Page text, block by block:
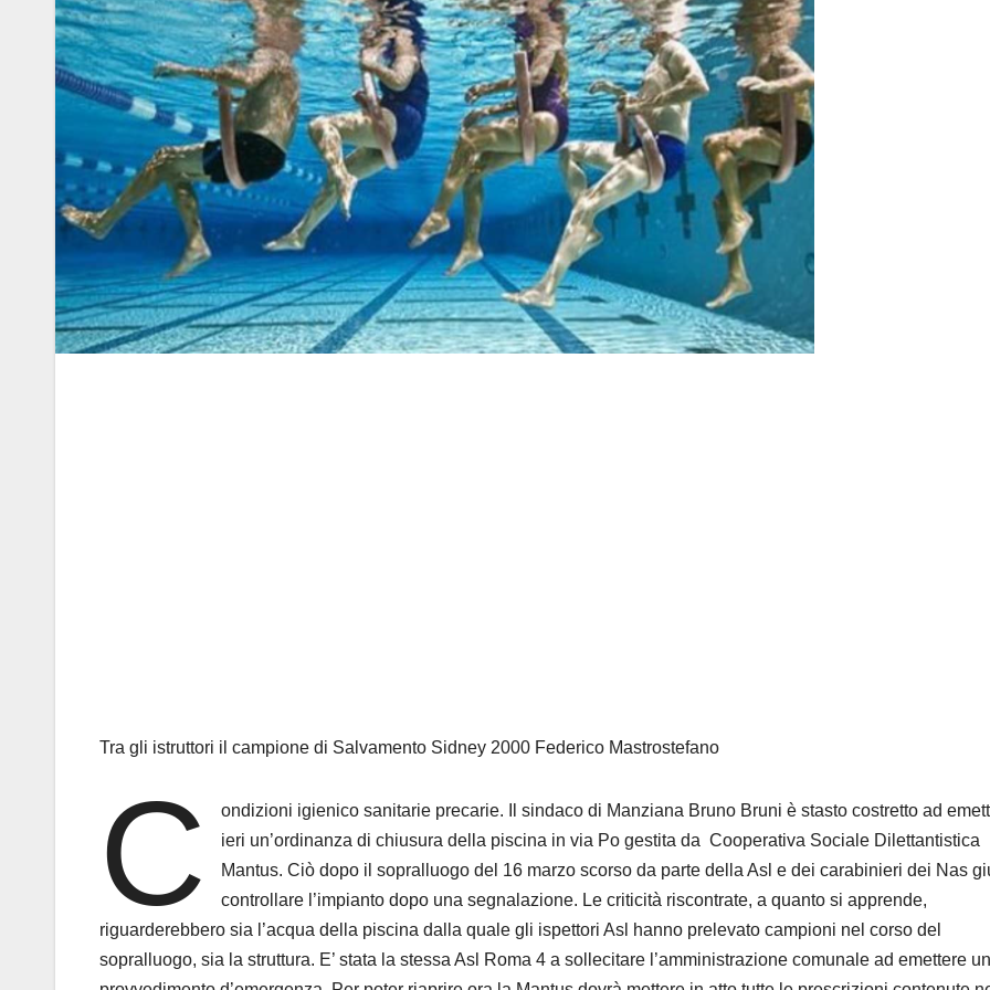
Tra gli istruttori il campione di Salvamento Sidney 2000 Federico Mastrostefano
C
ondizioni igienico sanitarie precarie. Il sindaco di Manziana Bruno Bruni è stasto costretto ad
ieri un’ordinanza di chiusura della piscina in via Po gestita da Cooperativa Sociale Dilettantistica
Mantus. Ciò dopo il sopralluogo del 16 marzo scorso da parte della Asl e dei carabinieri dei Nas
controllare l’impianto dopo una segnalazione. Le criticità riscontrate, a quanto si apprende,
riguarderebbero sia l’acqua della piscina dalla quale gli ispettori Asl hanno prelevato campioni nel corso del
sopralluogo, sia la struttura. E’ stata la stessa Asl Roma 4 a sollecitare l’amministrazione comunale ad emettere un